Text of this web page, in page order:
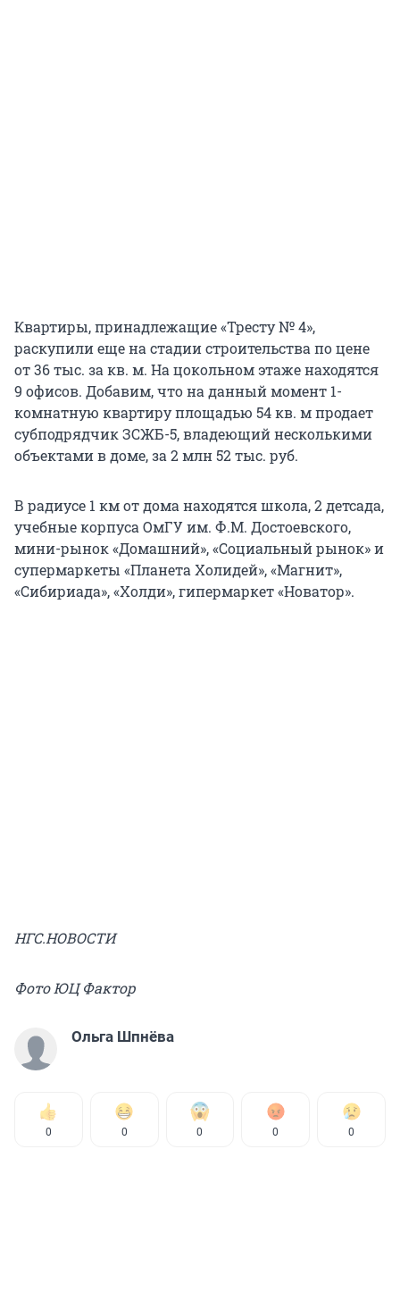
Квартиры, принадлежащие «Тресту № 4»,
раскупили еще на стадии строительства по цене
от 36 тыс. за кв. м. На цокольном этаже находятся
9 офисов. Добавим, что на данный момент 1-
комнатную квартиру площадью 54 кв. м продает
субподрядчик ЗСЖБ-5, владеющий несколькими
объектами в доме, за 2 млн 52 тыс. руб.
В радиусе 1 км от дома находятся школа, 2 детсада,
учебные корпуса ОмГУ им. Ф.М. Достоевского,
мини-рынок «Домашний», «Социальный рынок» и
супермаркеты «Планета Холидей», «Магнит»,
«Сибириада», «Холди», гипермаркет «Новатор».
НГС.НОВОСТИ
Фото ЮЦ Фактор
Ольга Шпнёва
0 0 0 0 0